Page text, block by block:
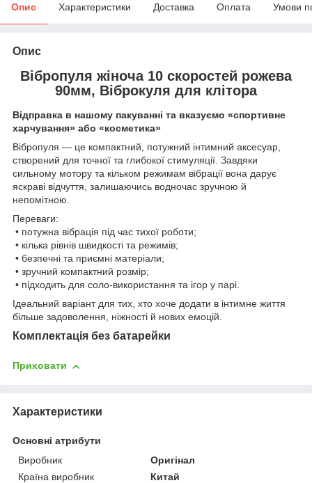
Опис Характеристики Доставка Оплата Умови
Опис
Вібропуля жіноча 10 скоростей рожева
90мм, Віброкуля для клітора
Відправка в нашому пакуванні та вказуємо «спортивне
харчування» або «косметика»
Вібропуля — це компактний, потужний інтимний аксесуар,
створений для точної та глибокої стимуляції. Завдяки
сильному мотору та кільком режимам вібрації вона дарує
яскраві відчуття, залишаючись водночас зручною й
непомітною.
Переваги:
• потужна вібрація під час тихої роботи;
• кілька рівнів швидкості та режимів;
• безпечні та приємні матеріали;
• зручний компактний розмір;
• підходить для соло-використання та ігор у парі.
Ідеальний варіант для тих, хто хоче додати в інтимне життя
більше задоволення, ніжності й нових емоцій.
Комплектація без батарейки
Приховати
Характеристики
Основні атрибути
Виробник
Оригінал
Країна виробник
Китай